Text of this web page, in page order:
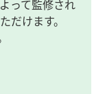
って監修され
だけます。